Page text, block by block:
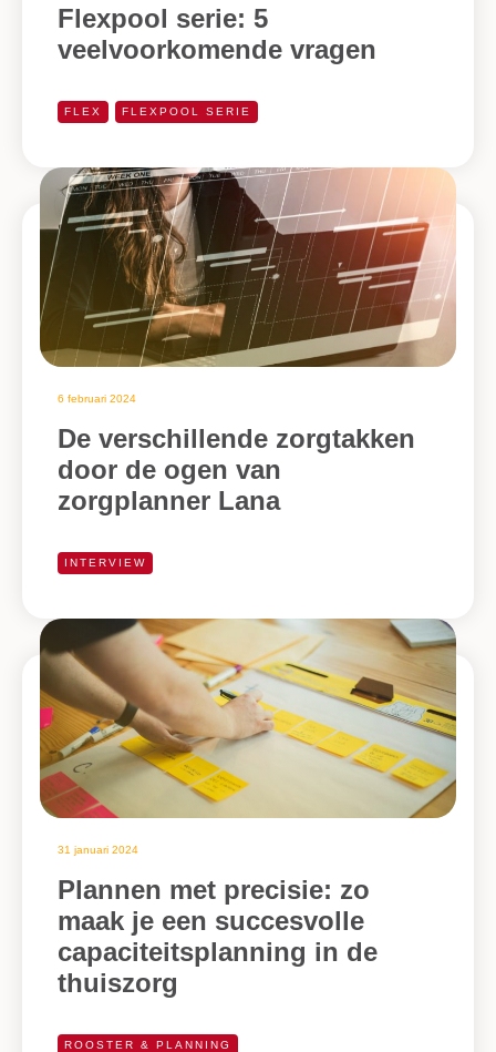
Flexpool serie: 5
veelvoorkomende vragen
FLEX FLEXPOOL SERIE
6 februari 2024
De verschillende zorgtakken
door de ogen van
zorgplanner Lana
INTERVIEW
31 januari 2024
Plannen met precisie: zo
maak je een succesvolle
capaciteitsplanning in de
thuiszorg
ROOSTER & PLANNING